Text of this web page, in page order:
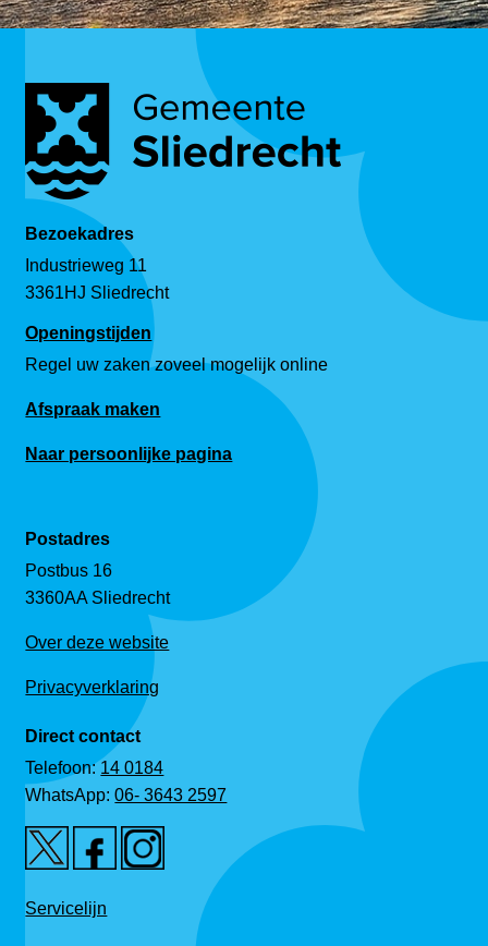
Bezoekadres
Industrieweg 11
3361HJ Sliedrecht
Openingstijden
Regel uw zaken zoveel mogelijk online
Afspraak maken
Naar persoonlijke pagina
Postadres
Postbus 16
3360AA Sliedrecht
Over deze website
Privacyverklaring
Direct contact
Telefoon:14 0184
WhatsApp:06- 3643 2597
Servicelijn